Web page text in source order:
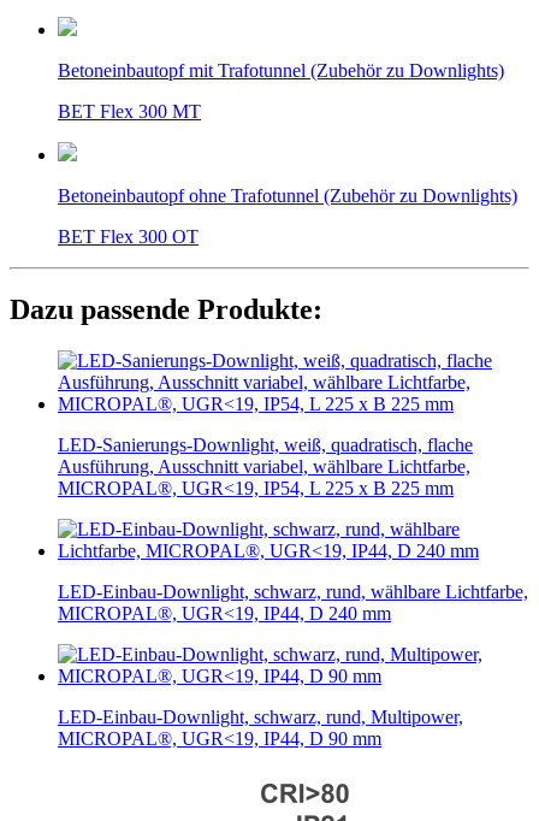
Betoneinbautopf mit Trafotunnel (Zubehör zu Downlights)
BET Flex 300 MT
Betoneinbautopf ohne Trafotunnel (Zubehör zu Downlights)
BET Flex 300 OT
Dazu passende Produkte:
LED-Sanierungs-Downlight, weiß, quadratisch, flache
Ausführung, Ausschnitt variabel, wählbare Lichtfarbe,
MICROPAL®, UGR<19, IP54, L 225 x B 225 mm
LED-Einbau-Downlight, schwarz, rund, wählbare Lichtfarbe,
MICROPAL®, UGR<19, IP44, D 240 mm
LED-Einbau-Downlight, schwarz, rund, Multipower,
MICROPAL®, UGR<19, IP44, D 90 mm